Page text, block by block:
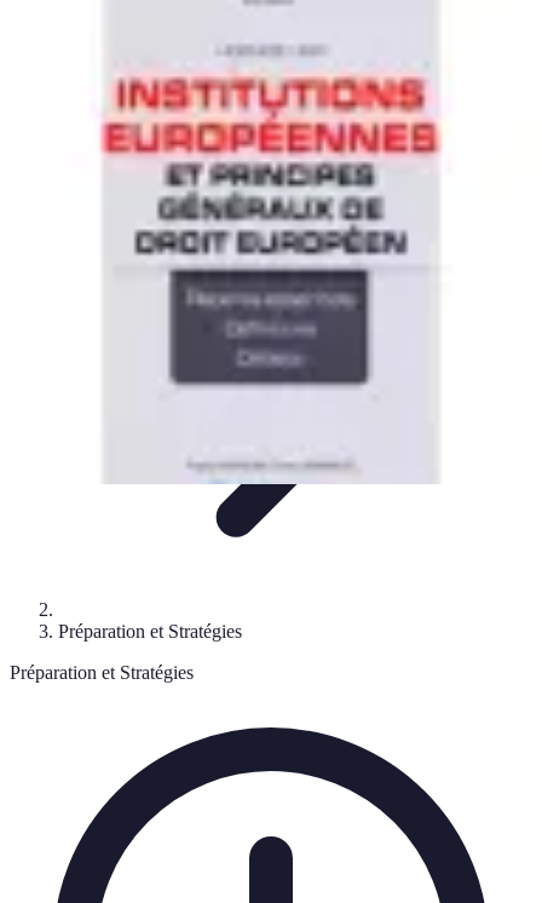
Conseils pratiquesAstuces de
Préparation à la reventeÉvaluation et Prix
Revente Cadeaux Noël
Préparation et Stratégies
Préparation et Stratégies